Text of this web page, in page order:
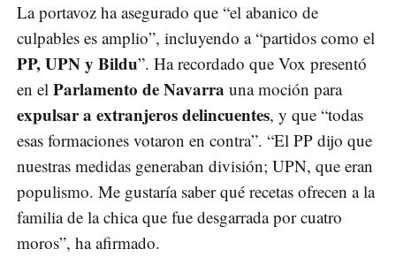
La portavoz ha asegurado que “el abanico de
culpables es amplio”, incluyendo a “partidos como el
PP, UPN y Bildu”. Ha recordado que Vox presentó
en el Parlamento de Navarra una moción para
expulsar a extranjeros delincuentes, y que “todas
esas formaciones votaron en contra”. “El PP dijo que
nuestras medidas generaban división; UPN, que eran
populismo. Me gustaría saber qué recetas ofrecen a la
familia de la chica que fue desgarrada por cuatro
moros”, ha afirmado.